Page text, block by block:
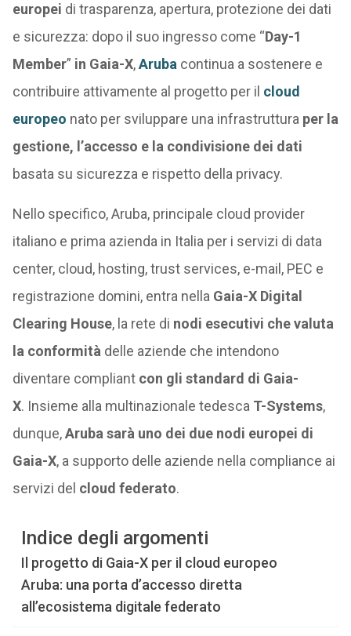
europei di trasparenza, apertura, protezione dei dati
e sicurezza: dopo il suo ingresso come “Day-1
Member” in Gaia-X,Aruba continua a sostenere e
contribuire attivamente al progetto per il cloud
europeo nato per sviluppare una infrastruttura per la
gestione, l’accesso e la condivisione dei dati
basata su sicurezza e rispetto della privacy.
Nello specifico, Aruba, principale cloud provider
italiano e prima azienda in Italia per i servizi di data
center, cloud, hosting, trust services, e-mail, PEC e
registrazione domini, entra nella Gaia-X Digital
Clearing House, la rete di nodi esecutivi che valuta
la conformità delle aziende che intendono
diventare compliant con gli standard di Gaia-
X. Insieme alla multinazionale tedesca T-Systems,
dunque,Aruba sarà uno dei due nodi europei di
Gaia-X, a supporto delle aziende nella compliance ai
servizi del cloud federato.
Indice degli argomenti
Il progetto di Gaia-X per il cloud europeo
Aruba: una porta d’accesso diretta
all’ecosistema digitale federato